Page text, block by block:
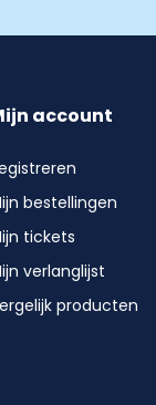
account
bestellingen
tickets
verlanglijst
producten